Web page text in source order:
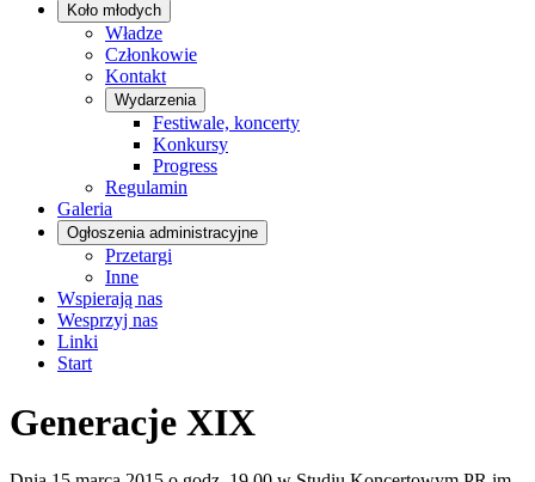
Koło młodych
Władze
Członkowie
Kontakt
Wydarzenia
Festiwale, koncerty
Konkursy
Progress
Regulamin
Galeria
Ogłoszenia administracyjne
Przetargi
Inne
Wspierają nas
Wesprzyj nas
Linki
Start
Generacje XIX